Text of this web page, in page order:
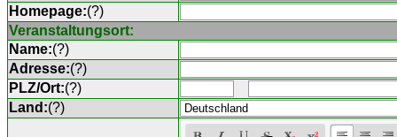
Homepage:(?)
Veranstaltungsort:
Name:(?)
Adresse:(?)
PLZ/Ort:(?)
Land:(?)